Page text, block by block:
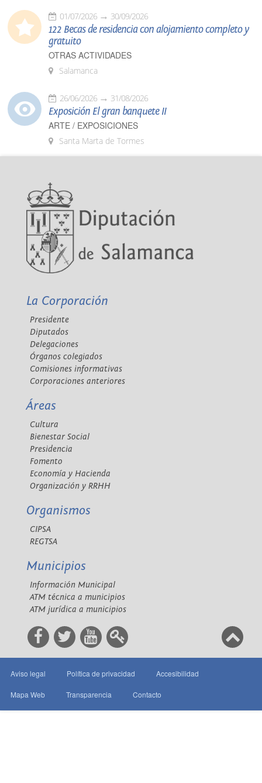
01/07/2026 30/09/2026
122 Becas de residencia con alojamiento completo y
gratuito
OTRAS ACTIVIDADES
Salamanca
26/06/2026 31/08/2026
Exposición El gran banquete II
ARTE / EXPOSICIONES
Santa Marta de Tormes
La Corporación
Presidente
Diputados
Delegaciones
Órganos colegiados
Comisiones informativas
Corporaciones anteriores
Áreas
Cultura
Bienestar Social
Presidencia
Fomento
Economía y Hacienda
Organización y RRHH
Organismos
CIPSA
REGTSA
Municipios
Información Municipal
ATM técnica a municipios
ATM jurídica a municipios
Aviso legal Política de privacidad Accesibilidad
Mapa Web Transparencia Contacto